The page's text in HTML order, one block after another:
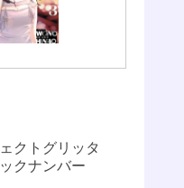
クトグリッタ
クナンバー